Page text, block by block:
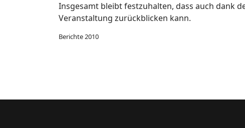
Insgesamt bleibt festzuhalten, dass auch dank
Veranstaltung zurückblicken kann.
Berichte 2010